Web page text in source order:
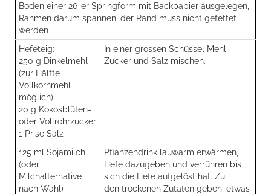
Boden einer 26-er Springform mit Backpapier ausgelegen,
Rahmen darum spannen, der Rand muss nicht gefettet
werden
Hefeteig:
250 g Dinkelmehl
(zur Hälfte
Vollkornmehl
möglich)
20 g Kokosblüten-
oder Vollrohrzucker
1 Prise Salz
In einer grossen Schüssel Mehl,
Zucker und Salz mischen.
125 ml Sojamilch
(oder
Milchalternative
nach Wahl)
Pflanzendrink lauwarm erwärmen,
Hefe dazugeben und verrühren bis
sich die Hefe aufgelöst hat. Zu
den trockenen Zutaten geben, etwas